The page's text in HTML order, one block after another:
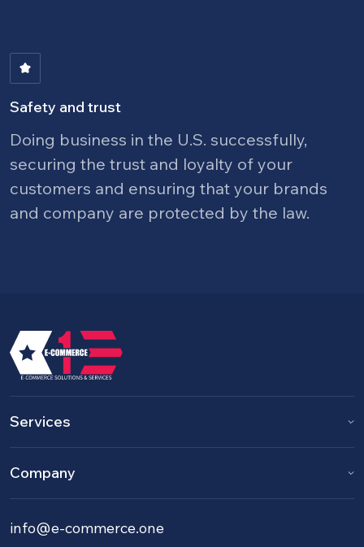
Image
Safety and trust
Doing business in the U.S. successfully,
securing the trust and loyalty of your
customers and ensuring that your brands
and company are protected by the law.
Services
Company
info@e-commerce.one